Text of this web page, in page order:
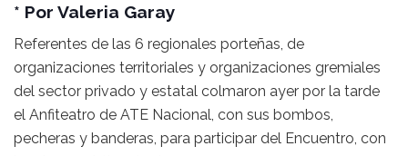
* Por Valeria Garay
Referentes de las 6 regionales porteñas, de
organizaciones territoriales y organizaciones gremiales
del sector privado y estatal colmaron ayer por la tarde
el Anfiteatro de ATE Nacional, con sus bombos,
pecheras y banderas, para participar del Encuentro, con